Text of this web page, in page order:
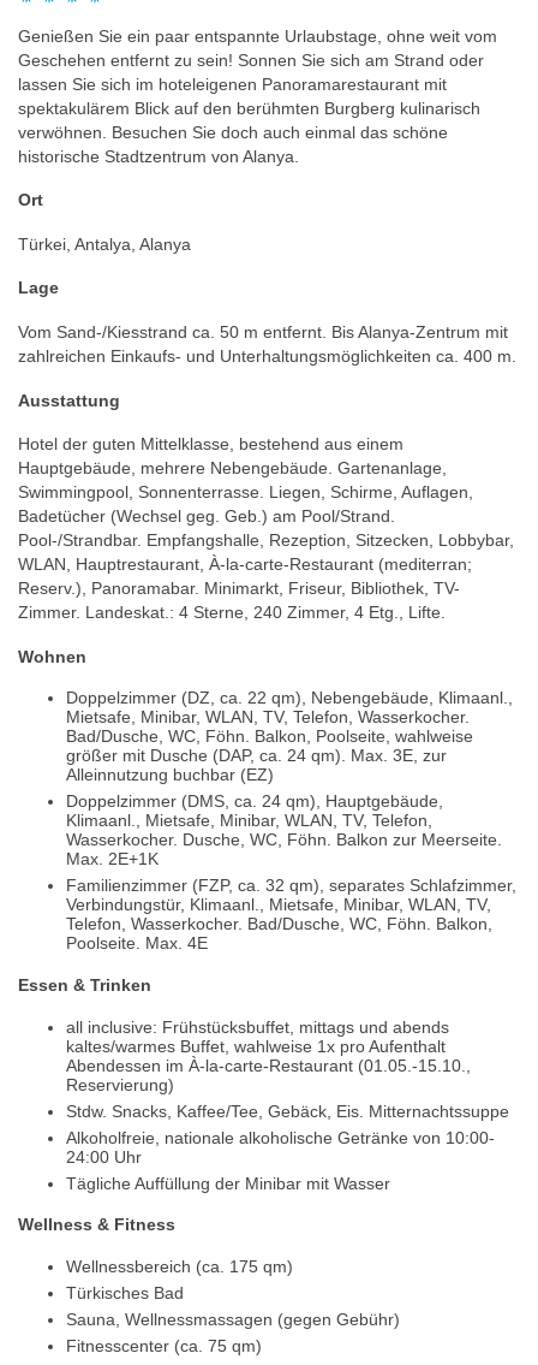
Genießen Sie ein paar entspannte Urlaubstage, ohne weit vom
Geschehen entfernt zu sein! Sonnen Sie sich am Strand oder
lassen Sie sich im hoteleigenen Panoramarestaurant mit
spektakulärem Blick auf den berühmten Burgberg kulinarisch
verwöhnen. Besuchen Sie doch auch einmal das schöne
historische Stadtzentrum von Alanya.
Ort
Türkei, Antalya, Alanya
Lage
Vom Sand-/Kiesstrand ca. 50 m entfernt. Bis Alanya-Zentrum mit
zahlreichen Einkaufs- und Unterhaltungsmöglichkeiten ca. 400 m.
Ausstattung
Hotel der guten Mittelklasse, bestehend aus einem
Hauptgebäude, mehrere Nebengebäude. Gartenanlage,
Swimmingpool, Sonnenterrasse. Liegen, Schirme, Auflagen,
Badetücher (Wechsel geg. Geb.) am Pool/Strand.
Pool-/Strandbar. Empfangshalle, Rezeption, Sitzecken, Lobbybar,
WLAN, Hauptrestaurant, À-la-carte-Restaurant (mediterran;
Reserv.), Panoramabar. Minimarkt, Friseur, Bibliothek, TV-
Zimmer. Landeskat.: 4 Sterne, 240 Zimmer, 4 Etg., Lifte.
Wohnen
Doppelzimmer (DZ, ca. 22 qm), Nebengebäude, Klimaanl.,
Mietsafe, Minibar, WLAN, TV, Telefon, Wasserkocher.
Bad/Dusche, WC, Föhn. Balkon, Poolseite, wahlweise
größer mit Dusche (DAP, ca. 24 qm). Max. 3E, zur
Alleinnutzung buchbar (EZ)
Doppelzimmer (DMS, ca. 24 qm), Hauptgebäude,
Klimaanl., Mietsafe, Minibar, WLAN, TV, Telefon,
Wasserkocher. Dusche, WC, Föhn. Balkon zur Meerseite.
Max. 2E+1K
Familienzimmer (FZP, ca. 32 qm), separates Schlafzimmer,
Verbindungstür, Klimaanl., Mietsafe, Minibar, WLAN, TV,
Telefon, Wasserkocher. Bad/Dusche, WC, Föhn. Balkon,
Poolseite. Max. 4E
Essen & Trinken
all inclusive: Frühstücksbuffet, mittags und abends
kaltes/warmes Buffet, wahlweise 1x pro Aufenthalt
Abendessen im À-la-carte-Restaurant (01.05.-15.10.,
Reservierung)
Stdw. Snacks, Kaffee/Tee, Gebäck, Eis. Mitternachtssuppe
Alkoholfreie, nationale alkoholische Getränke von 10:00-
24:00 Uhr
Tägliche Auffüllung der Minibar mit Wasser
Wellness & Fitness
Wellnessbereich (ca. 175 qm)
Türkisches Bad
Sauna, Wellnessmassagen (gegen Gebühr)
Fitnesscenter (ca. 75 qm)